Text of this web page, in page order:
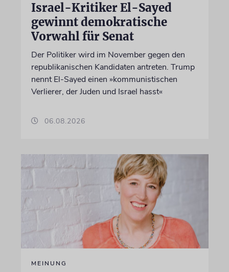
Israel-Kritiker El-Sayed
gewinnt demokratische
Vorwahl für Senat
Der Politiker wird im November gegen den
republikanischen Kandidaten antreten. Trump
nennt El-Sayed einen »kommunistischen
Verlierer, der Juden und Israel hasst«
06.08.2026
MEINUNG